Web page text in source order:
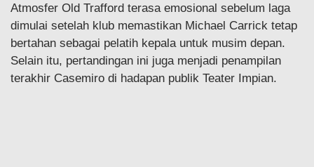
Atmosfer Old Trafford terasa emosional sebelum laga
dimulai setelah klub memastikan Michael Carrick tetap
bertahan sebagai pelatih kepala untuk musim depan.
Selain itu, pertandingan ini juga menjadi penampilan
terakhir Casemiro di hadapan publik Teater Impian.